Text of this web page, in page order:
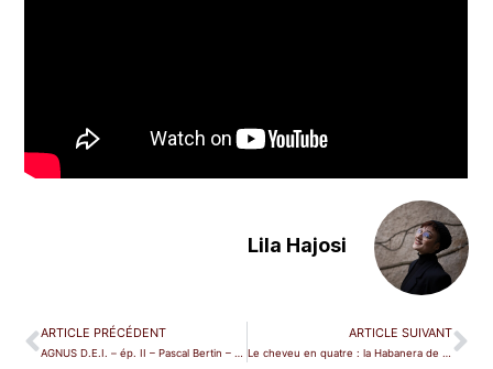
Lila Hajosi
ARTICLE PRÉCÉDENT
AGNUS D.E.I. – ép. II – Pascal Bertin – Conscience en Soi
ARTICLE SUIVANT
Le cheveu en quatre : la Habanera de Carmen